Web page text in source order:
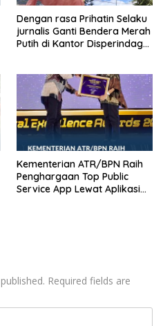
Dengan rasa Prihatin Selaku
jurnalis Ganti Bendera Merah
Putih di Kantor Disperindag
Kementerian ATR/BPN Raih
Penghargaan Top Public
Service App Lewat Aplikasi
Required fields are